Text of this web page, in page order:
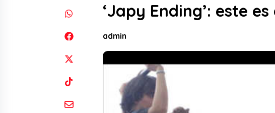
‘Japy Ending’: este
admin